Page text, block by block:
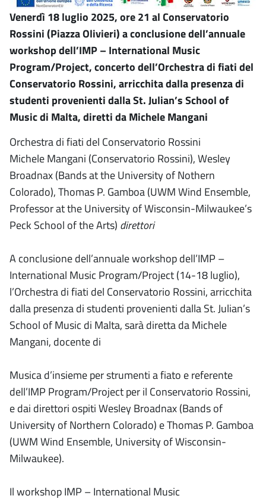
Venerdì 18 luglio 2025, ore 21 al Conservatorio
Rossini (Piazza Olivieri) a conclusione dell’annuale
workshop dell’IMP – International Music
Program/Project, concerto dell’Orchestra di fiati del
Conservatorio Rossini, arricchita dalla presenza di
studenti provenienti dalla St. Julian’s School of
Music di Malta, diretti da Michele Mangani
Orchestra di fiati del Conservatorio Rossini
Michele Mangani (Conservatorio Rossini), Wesley
Broadnax (Bands at the University of Nothern
Colorado), Thomas P. Gamboa (UWM Wind Ensemble,
Professor at the University of Wisconsin-Milwaukee’s
Peck School of the Arts) direttori
A conclusione dell’annuale workshop dell’IMP –
International Music Program/Project (14-18 luglio),
l’Orchestra di fiati del Conservatorio Rossini, arricchita
dalla presenza di studenti provenienti dalla St. Julian’s
School of Music di Malta, sarà diretta da Michele
Mangani, docente di
Musica d’insieme per strumenti a fiato e referente
dell’IMP Program/Project per il Conservatorio Rossini,
e dai direttori ospiti Wesley Broadnax (Bands of
University of Northern Colorado) e Thomas P. Gamboa
(UWM Wind Ensemble, University of Wisconsin-
Milwaukee).
Il workshop IMP – International Music